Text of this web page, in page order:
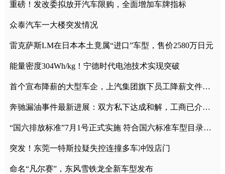
重磅！发改委拟放开汽车限购，全面增加车牌指标
众泰汽车一大楼突发情况
雷克萨斯LM在日本本土竟属“进口”车型，售价2580万日元
能量密度304Wh/kg！宁德时代电池技术实现突破
首个宣布降薪的大型车企，上汽集团旗下员工降薪文件曝光
奔驰漏油事件最新进展：双方私下达成和解，工商已介入调查
“国六排放标准”7月1号正式实施 符合国六标准车型目录一览
突发！东莞一特斯拉疑失控连撞多车冲毁店门
命名“凡尔赛”，东风雪铁龙全新车型发布